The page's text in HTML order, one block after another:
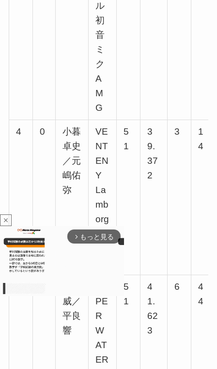
ル
初
音
ミ
ク
A
M
G
4 0
小暮
卓史
／元
嶋佑
弥
VE
NT
EN
Y
La
mb
org
hin
5
1
3
9.
37
2
3
1
4
5
威／
平良
響
PE
R
W
AT
ER
5
1
4
1.
62
3
6
4
4
close
arrow_forward_ios もっと見る